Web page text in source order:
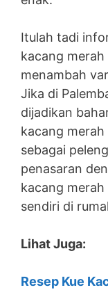
Itulah tadi
kacang
menambah
Jika di
dijadikan
kacang
sebagai
penasaran
kacang
sendiri di
Lihat Juga:
Resep Kue